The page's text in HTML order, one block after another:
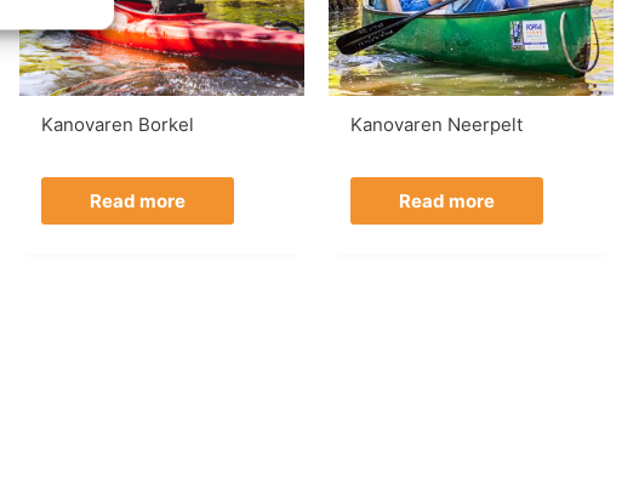
Kanovaren Borkel
Read more
Kanovaren Neerpelt
Read more